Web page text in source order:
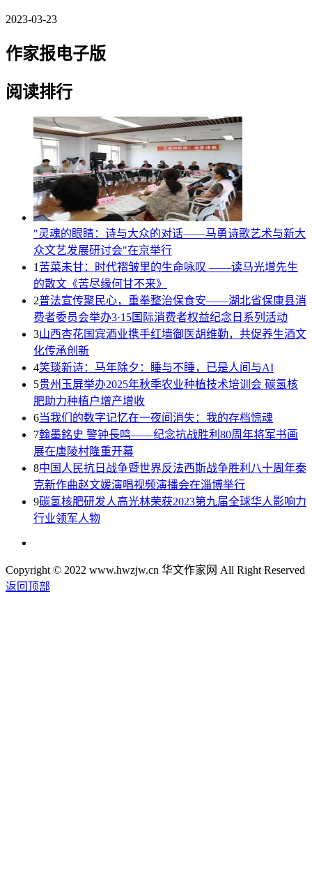
2023-03-23
作家报电子版
阅读排行
"灵魂的眼睛：诗与大众的对话——马勇诗歌艺术与新大
众文艺发展研讨会"在京举行
1 苦菜未甘：时代褶皱里的生命咏叹 ——读马光增先生
的散文《苦尽缘何甘不来》
2普法宣传聚民心，重拳整治保食安——湖北省保康县消
费者委员会举办3·15国际消费者权益纪念日系列活动
3山西杏花国宾酒业携手红墙御医胡维勤，共促养生酒文
化传承创新
4笑琰新诗：马年除夕：睡与不睡，已是人间与AI
5贵州玉屏举办2025年秋季农业种植技术培训会 碳氢核
肥助力种植户增产增收
6当我们的数字记忆在一夜间消失：我的存档惊魂
7翰墨銘史 警钟長鸣——纪念抗战胜利80周年将军书画
展在唐陵村隆重开幕
8中国人民抗日战争暨世界反法西斯战争胜利八十周年秦
克新作曲赵文媛演唱视频演播会在淄博举行
9碳氢核肥研发人高光林荣获2023第九届全球华人影响力
行业领军人物
Copyright © 2022 www.hwzjw.cn 华文作家网 All Right Reserved
返回顶部